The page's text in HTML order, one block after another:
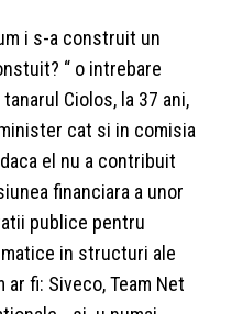
i s-a construit un
“ o intrebare
Ciolos, la 37 ani,
cat si in comisia
el nu a contribuit
financiara a unor
publice pentru
in structuri ale
fi: Siveco, Team Net